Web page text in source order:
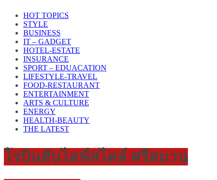
HOT TOPICS
STYLE
BUSINESS
IT – GADGET
HOTEL-ESTATE
INSURANCE
SPORT – EDUACATION
LIFESTYLE​-TRAVEL​
FOOD-RESTAURANT
ENTERTAINMENT
ARTS & CULTURE
ENERGY
HEALTH​-BEAUTY
THE LATEST
โรบินสันไลฟ์สไตล์ ศรีสมาน